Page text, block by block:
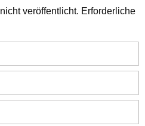
veröffentlicht. Erforderliche